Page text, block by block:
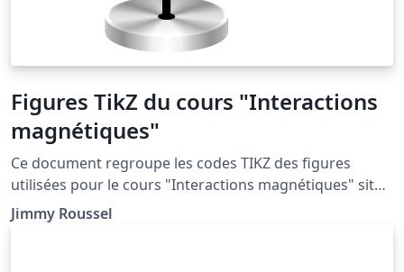
Figures TikZ du cours "Interactions
magnétiques"
Ce document regroupe les codes TIKZ des figures
utilisées pour le cours "Interactions magnétiques" situé
à la page http://femto-
physique.fr/electromagnetisme/Interaction
Jimmy Roussel